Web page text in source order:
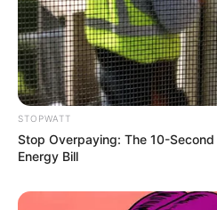
Feeling Tired? Here's The
STOPWATT
Stop Overpaying: The 10-
Energy Bill